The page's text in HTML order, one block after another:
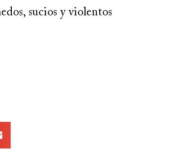
sucios y violentos